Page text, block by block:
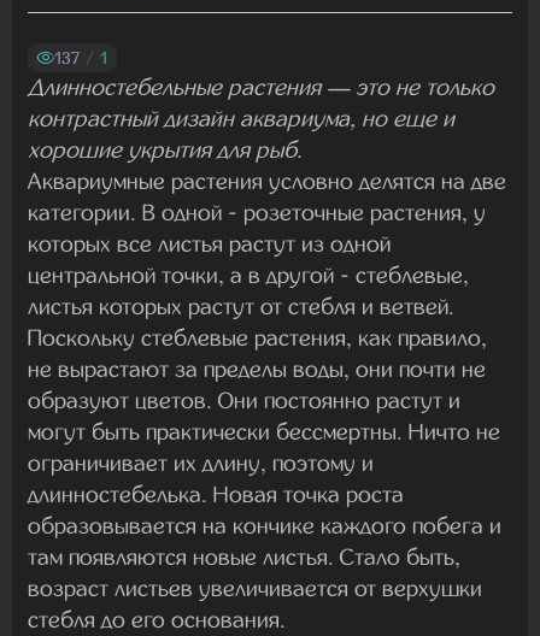
Madam
Madam
22.07.2026 19:16:45
Madam
19.07.2026 08:27:00
137 / 1
Длинностебельные растения — это не только
контрастный дизайн аквариума, но еще и
хорошие укрытия для рыб.
Аквариумные растения условно делятся на две
категории. В одной - розеточные растения, у
которых все листья растут из одной
центральной точки, а в другой - стеблевые,
листья которых растут от стебля и ветвей.
Поскольку стеблевые растения, как правило,
не вырастают за пределы воды, они почти не
образуют цветов. Они постоянно растут и
могут быть практически бессмертны. Ничто не
ограничивает их длину, поэтому и
длинностебелька. Новая точка роста
образовывается на кончике каждого побега и
там появляются новые листья. Стало быть,
возраст листьев увеличивается от верхушки
стебля до его основания.